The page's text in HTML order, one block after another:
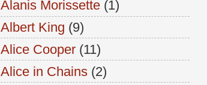
Alanis Morissette (1)
Albert King (9)
Alice Cooper (11)
Alice in Chains (2)